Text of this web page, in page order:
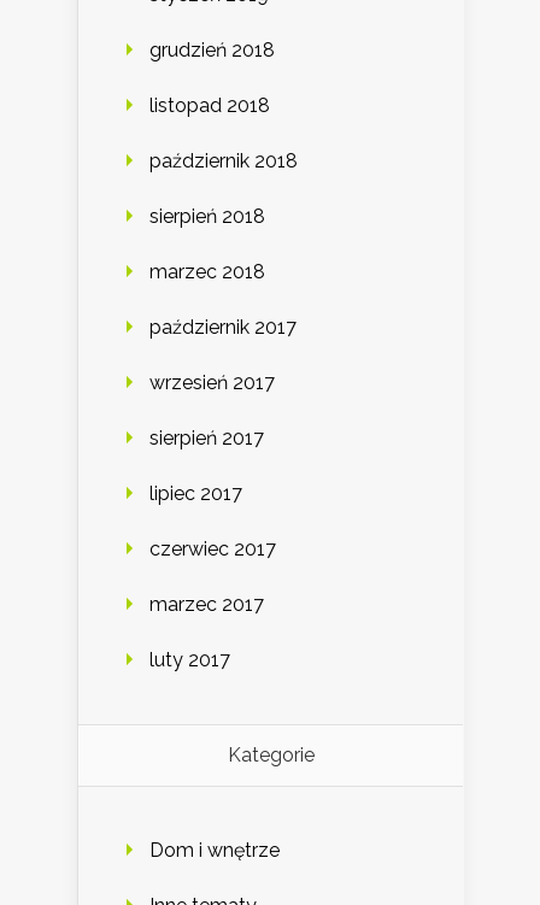
grudzień 2018
listopad 2018
październik 2018
sierpień 2018
marzec 2018
październik 2017
wrzesień 2017
sierpień 2017
lipiec 2017
czerwiec 2017
marzec 2017
luty 2017
Kategorie
Dom i wnętrze